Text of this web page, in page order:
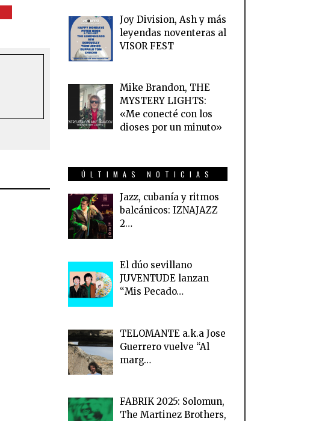
Joy Division, Ash y más
leyendas noventeras al
VISOR FEST
Mike Brandon, THE
MYSTERY LIGHTS:
«Me conecté con los
dioses por un minuto»
ÚLTIMAS NOTICIAS
Jazz, cubanía y ritmos
balcánicos: IZNAJAZZ
2…
El dúo sevillano
JUVENTUDE lanzan
“Mis Pecado…
TELOMANTE a.k.a Jose
Guerrero vuelve “Al
marg…
FABRIK 2025: Solomun,
The Martinez Brothers,